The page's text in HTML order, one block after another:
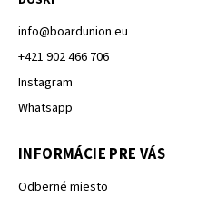
info@boardunion.eu
+421 902 466 706
Instagram
Whatsapp
INFORMÁCIE PRE VÁS
Odberné miesto